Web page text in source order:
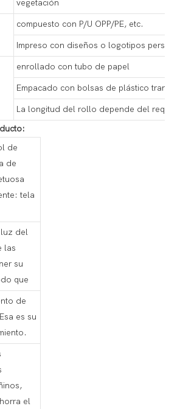
vegetación
compuesto con P/U OPP/PE, etc.
Impreso con diseños o logotipos
enrollado con tubo de papel
Empacado con bolsas de plástico
La longitud del rollo depende del
de
de
tela
del
las
su
que
de
es su
el